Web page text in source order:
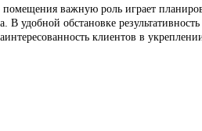
помещения важную роль играет
В удобной обстановке
клиентов в